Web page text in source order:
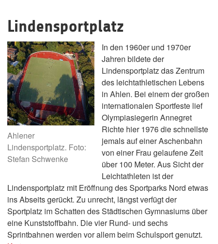
Lindensportplatz
Ahlener
Lindensportplatz. Foto:
Stefan Schwenke
In den 1960er und 1970er
Jahren bildete der
Lindensportplatz das Zentrum
des leichtathletischen Lebens
in Ahlen. Bei einem der großen
internationalen Sportfeste lief
Olympiasiegerin Annegret
Richte hier 1976 die schnellste
jemals auf einer Aschenbahn
von einer Frau gelaufene Zeit
über 100 Meter. Aus Sicht der
Leichtathleten ist der
Lindensportplatz mit Eröffnung des Sportparks Nord etwas
ins Abseits gerückt. Zu unrecht, längst verfügt der
Sportplatz im Schatten des Städtischen Gymnasiums über
eine Kunststoffbahn. Die vier Rund- und sechs
Sprintbahnen werden vor allem beim Schulsport genutzt.